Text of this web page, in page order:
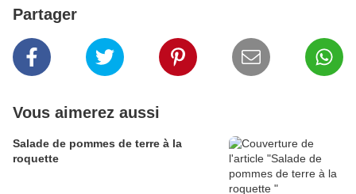
Partager
Vous aimerez aussi
Salade de pommes de terre à la
roquette